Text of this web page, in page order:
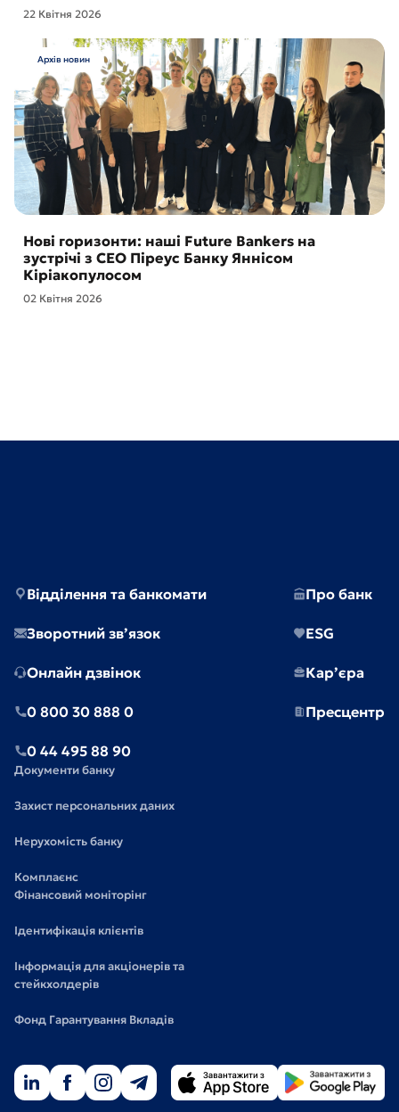
22 Квітня 2026
Архів новин
Нові горизонти: наші Future Bankers на
зустрічі з CEO Піреус Банку Яннісом
Кіріакопулосом
02 Квітня 2026
Відділення та банкомати
Зворотний зв’язок
Онлайн дзвінок
0 800 30 888 0
0 44 495 88 90
Про банк
ESG
Кар’єра
Пресцентр
Документи банку
Захист персональних даних
Нерухомість банку
Комплаєнс
Фінансовий моніторінг
Ідентифікація клієнтів
Інформація для акціонерів та
стейкхолдерів
Фонд Гарантування Вкладів